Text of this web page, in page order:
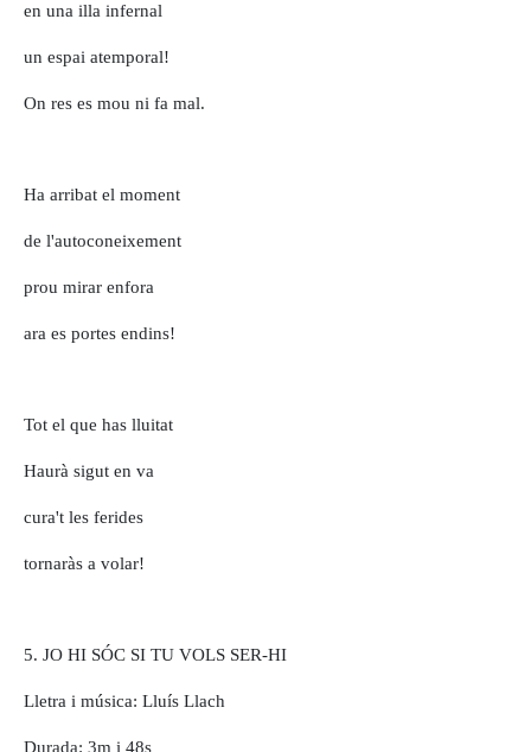
en una illa infernal
un espai atemporal!
On res es mou ni fa mal.
Ha arribat el moment
de l'autoconeixement
prou mirar enfora
ara es portes endins!
Tot el que has lluitat
Haurà sigut en va
cura't les ferides
tornaràs a volar!
5. JO HI SÓC SI TU VOLS SER-HI
Lletra i música: Lluís Llach
Durada: 3m i 48s